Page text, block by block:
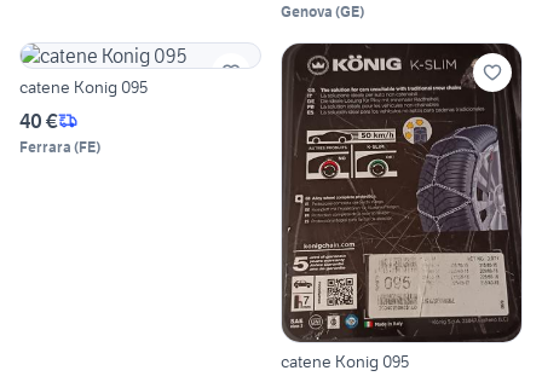
Genova (GE)
catene Konig 095
40 €
Ferrara (FE)
catene Konig 095